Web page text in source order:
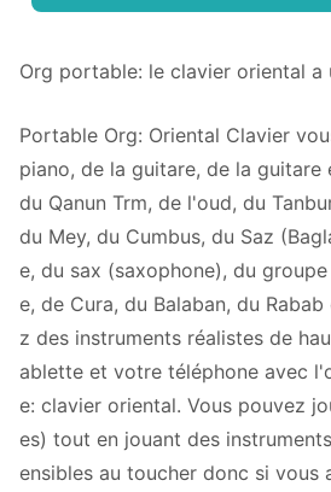
Org portable: le clavier oriental a
Portable Org: Oriental Clavier
piano, de la guitare, de la guitare
du Qanun Trm, de l'oud, du
du Mey, du Cumbus, du Saz
e, du sax (saxophone), du
e, de Cura, du Balaban, du
z des instruments réalistes de
ablette et votre téléphone avec
e: clavier oriental. Vous pouvez
es) tout en jouant des
ensibles au toucher donc si vous